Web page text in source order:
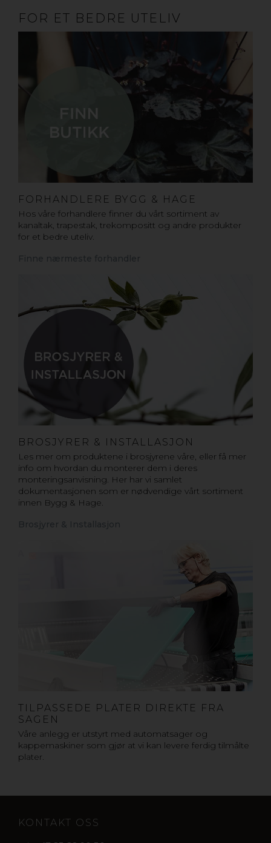
FOR ET BEDRE UTELIV
FORHANDLERE BYGG & HAGE
Hos våre forhandlere finner du vårt sortiment av
kanaltak, trapestak, trekompositt og andre produkter
for et bedre uteliv.
Finne nærmeste forhandler
BROSJYRER & INSTALLASJON
Les mer om produktene i brosjyrene våre, eller få mer
info om hvordan du monterer dem i deres
monteringsanvisning. Her har vi samlet
dokumentasjonen som er nødvendige vårt sortiment
innen Bygg & Hage.
Brosjyrer & Installasjon
TILPASSEDE PLATER DIREKTE FRA
SAGEN
Våre anlegg er utstyrt med automatsager og
kappemaskiner som gjør at vi kan levere ferdig tilmålte
plater.
KONTAKT OSS